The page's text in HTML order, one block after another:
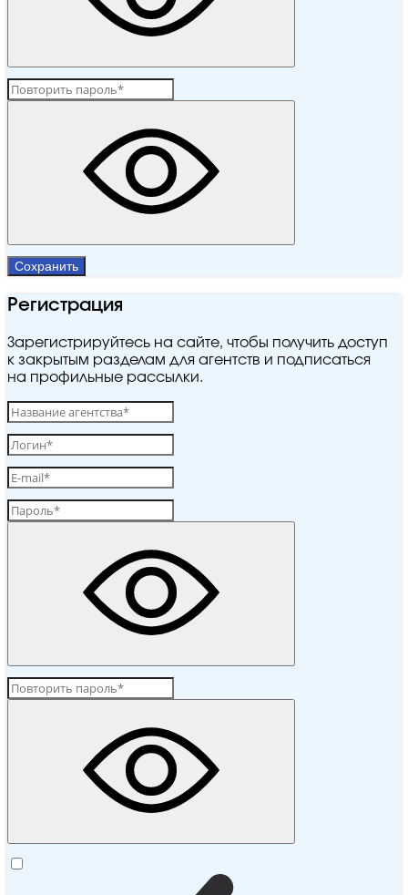
Сохранить
Регистрация
Зарегистрируйтесь на сайте, чтобы получить доступ
к закрытым разделам для агентств и подписаться
на профильные рассылки.